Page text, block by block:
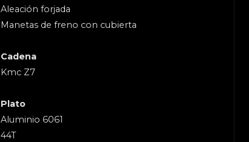
Aleación forjada
Manetas de freno con cubierta
Cadena
Kmc Z7
Plato
Aluminio 6061
44T